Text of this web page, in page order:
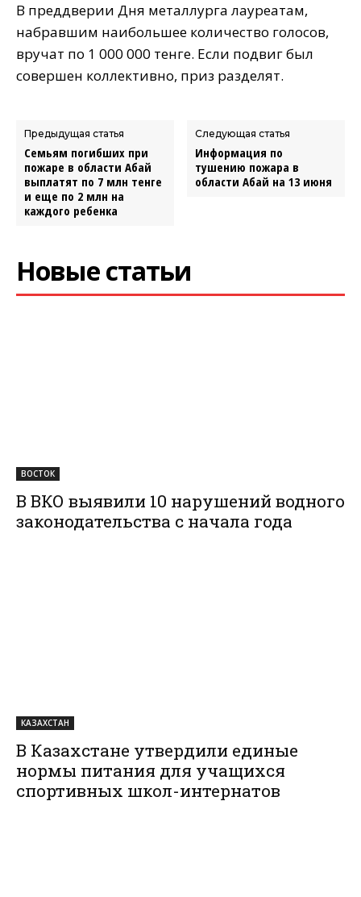
В преддверии Дня металлурга лауреатам,
набравшим наибольшее количество голосов,
вручат по 1 000 000 тенге. Если подвиг был
совершен коллективно, приз разделят.
Предыдущая статья
Семьям погибших при
пожаре в области Абай
выплатят по 7 млн тенге
и еще по 2 млн на
каждого ребенка
Следующая статья
Информация по
тушению пожара в
области Абай на 13 июня
Новые статьи
ВОСТОК
В ВКО выявили 10 нарушений водного
законодательства с начала года
КАЗАХСТАН
В Казахстане утвердили единые
нормы питания для учащихся
спортивных школ-интернатов